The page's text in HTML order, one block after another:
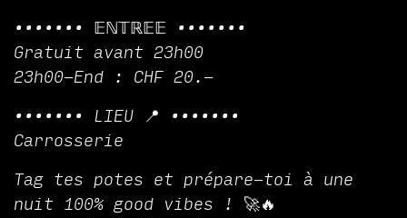
••••••• 𝔼ℕ𝕋ℝ𝔼𝔼 •••••••
Gratuit avant 23h00
23h00-End : CHF 20.-
••••••• LIEU 📍 •••••••
Carrosserie
Tag tes potes et prépare-toi à une
nuit 100% good vibes ! 🚀🔥